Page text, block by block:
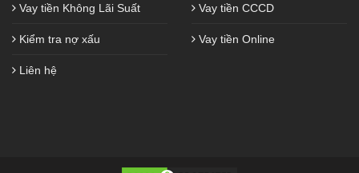
Vay tiền Không Lãi Suất
Kiểm tra nợ xấu
Liên hệ
Vay tiền CCCD
Vay tiền Online